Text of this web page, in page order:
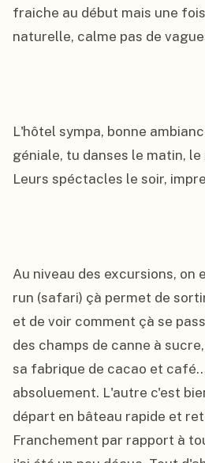
fraiche au début mais une
naturelle, calme pas de
L'hôtel sympa, bonne
géniale, tu danses le matin,
Leurs spéctacles le soir,
Au niveau des excursions, on
run (safari) çà permet de
et de voir comment çà se
des champs de canne à
sa fabrique de cacao et
absoluement. L'autre c'est
départ en bâteau rapide et
Franchement par rapport à